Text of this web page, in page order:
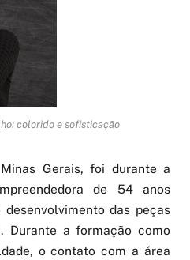
colorido e sofisticação
Gerais, foi durante a
de 54 anos
das peças
Durante a formação como
o contato com a área